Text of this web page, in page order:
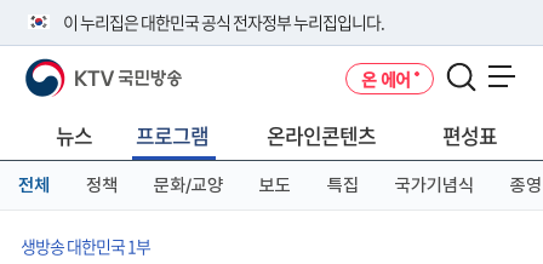
이 누리집은 대한민국 공식 전자정부 누리집입니다.
공식 누리집 주소 확인하기
니다.
이밖에 or.kr 또는 .kr등 다른 도메인 주소를 사용하고 있다면 아래 URL에
서 도메인 주소를 확인해 보세요
KTV 국민방송 온 에어
뉴스 프로그램 온라인콘텐츠 편성표
전체 정책 문화/교양 보도 특집 국가기념식 종영
생방송 대한민국 1부